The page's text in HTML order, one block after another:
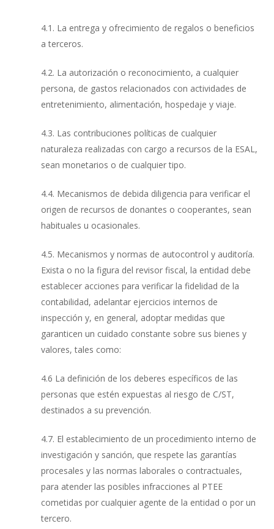
4.1. La entrega y ofrecimiento de regalos o beneficios
a terceros.
4.2. La autorización o reconocimiento, a cualquier
persona, de gastos relacionados con actividades de
entretenimiento, alimentación, hospedaje y viaje.
4.3. Las contribuciones políticas de cualquier
naturaleza realizadas con cargo a recursos de la ESAL,
sean monetarios o de cualquier tipo.
4.4. Mecanismos de debida diligencia para verificar el
origen de recursos de donantes o cooperantes, sean
habituales u ocasionales.
4.5. Mecanismos y normas de autocontrol y auditoría.
Exista o no la figura del revisor fiscal, la entidad debe
establecer acciones para verificar la fidelidad de la
contabilidad, adelantar ejercicios internos de
inspección y, en general, adoptar medidas que
garanticen un cuidado constante sobre sus bienes y
valores, tales como:
4.6 La definición de los deberes específicos de las
personas que estén expuestas al riesgo de C/ST,
destinados a su prevención.
4.7. El establecimiento de un procedimiento interno de
investigación y sanción, que respete las garantías
procesales y las normas laborales o contractuales,
para atender las posibles infracciones al PTEE
cometidas por cualquier agente de la entidad o por un
tercero.